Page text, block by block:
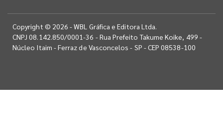
Copyright © 2026 - WBL Gráfica e Editora Ltda.
CNPJ 08.142.850/0001-36 - Rua Prefeito Takume Koike, 499 -
Núcleo Itaim - Ferraz de Vasconcelos - SP - CEP 08538-100